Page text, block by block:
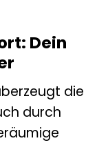
Dein
die
durch